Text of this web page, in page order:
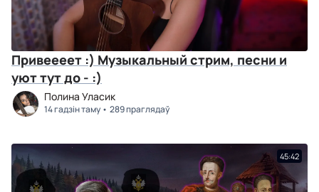
Привеееет :) Музыкальный стрим, песни и
уют тут до - :)
Полина Уласик
14 гадзін таму 289 праглядаў
45:42